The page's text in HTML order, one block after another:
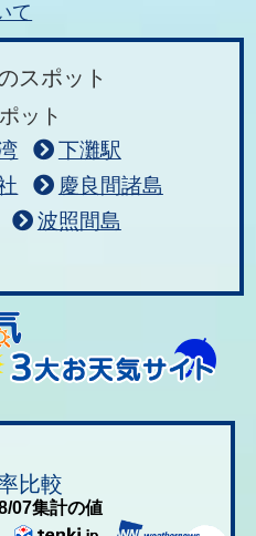
て
スポット
ット
下灘駅
慶良間諸島
波照間島
比較
07集計の値